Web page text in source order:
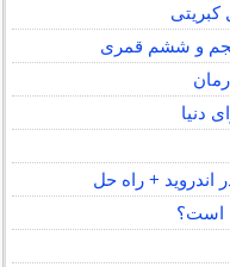
و ششم قمری
دنیا
+ راه حل
است؟